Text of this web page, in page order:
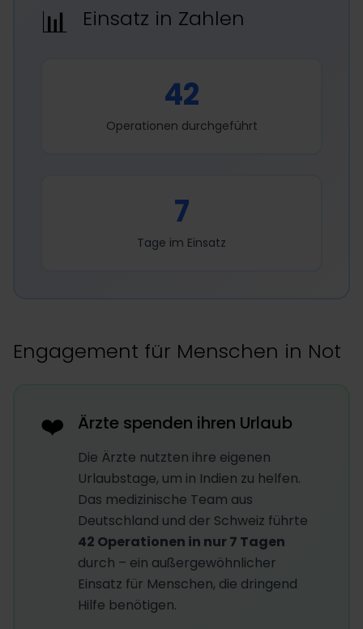
📊 Einsatz in Zahlen
42
Operationen durchgeführt
7
Tage im Einsatz
Engagement für Menschen in Not
❤️ Ärzte spenden ihren Urlaub
Die Ärzte nutzten ihre eigenen
Urlaubstage, um in Indien zu helfen.
Das medizinische Team aus
Deutschland und der Schweiz führte
42 Operationen in nur 7 Tagen
durch – ein außergewöhnlicher
Einsatz für Menschen, die dringend
Hilfe benötigen.